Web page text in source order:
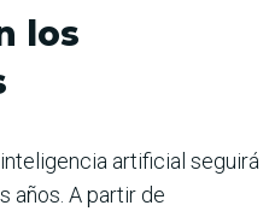
los
artificial seguirá
años. A partir de